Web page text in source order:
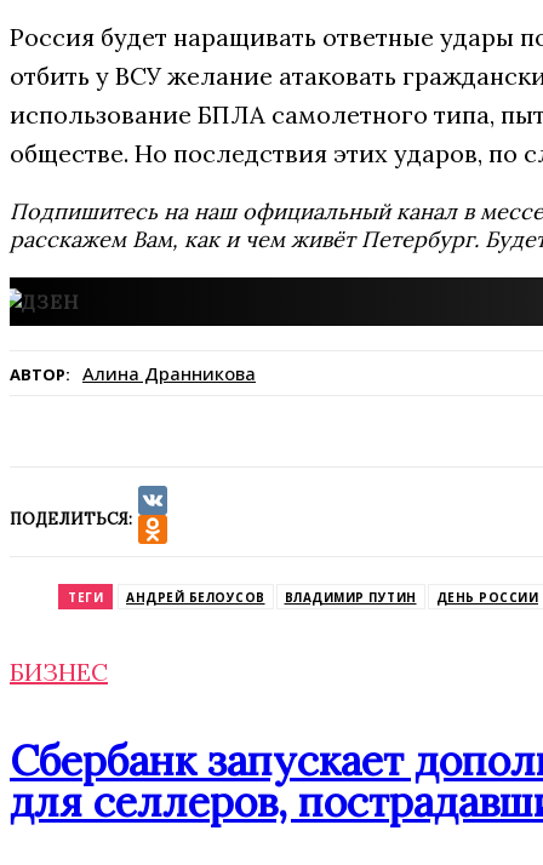
Россия будет наращивать ответные удары
отбить у ВСУ желание атаковать
использование БПЛА самолетного типа,
обществе. Но последствия этих ударов, по
Подпишитесь на наш официальный канал в
расскажем Вам, как и чем живёт Петербург.
АВТОР: Алина Дранникова
ПОДЕЛИТЬСЯ:
VK
ТЕГИ АНДРЕЙ БЕЛОУСОВ ВЛАДИМИР ПУТИН ДЕНЬ РОССИИ
БИЗНЕС
Сбербанк запускает
для селлеров,